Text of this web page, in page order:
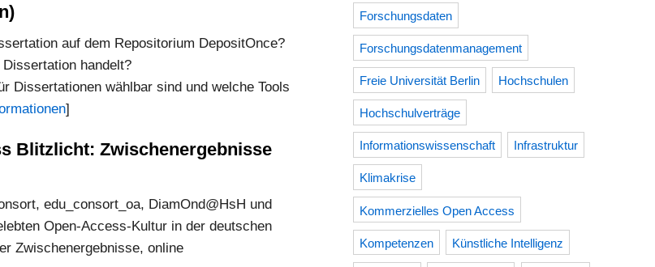
auf dem Repositorium DepositOnce?
handelt?
Dissertationen wählbar sind und welche Tools
]
Blitzlicht: Zwischenergebnisse
edu_consort_oa, DiamOnd@HsH und
Open-Access-Kultur in der deutschen
Zwischenergebnisse, online
Forschungsdaten
Forschungsdatenmanagement
Freie Universität Berlin Hochschulen
Hochschulverträge
Informationswissenschaft Infrastruktur
Klimakrise
Kommerzielles Open Access
Kompetenzen Künstliche Intelligenz